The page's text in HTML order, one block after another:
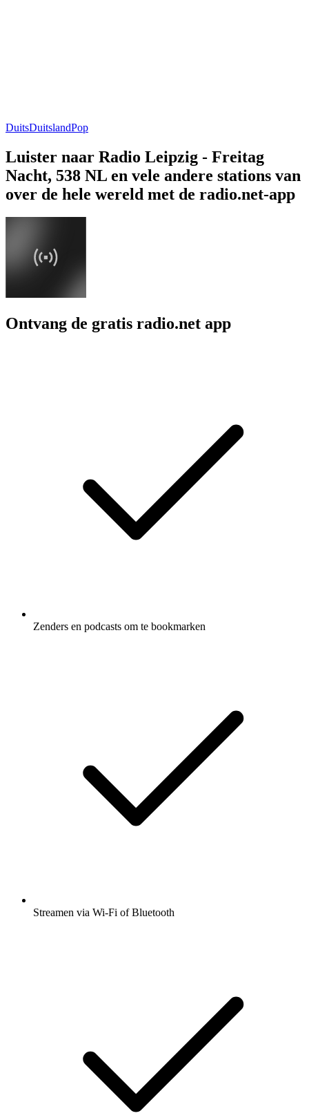
DuitsDuitslandPop
Luister naar Radio Leipzig - Freitag
Nacht, 538 NL en vele andere stations van
over de hele wereld met de radio.net-app
Ontvang de gratis radio.net app
Zenders en podcasts om te bookmarken
Streamen via Wi-Fi of Bluetooth